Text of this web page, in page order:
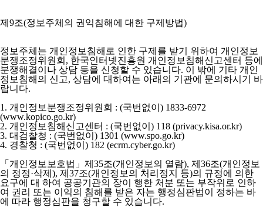
제9조(정보주체의 권익침해에 대한 구제방법)
정보주체는 개인정보침해로 인한 구제를 받기 위하여 개인정보
분쟁조정위원회, 한국인터넷진흥원 개인정보침해신고센터 등에
분쟁해결이나 상담 등을 신청할 수 있습니다. 이 밖에 기타 개인
정보침해의 신고, 상담에 대하여는 아래의 기관에 문의하시기 바
랍니다.
1. 개인정보분쟁조정위원회 : (국번없이) 1833-6972
(www.kopico.go.kr)
2. 개인정보침해신고센터 : (국번없이) 118 (privacy.kisa.or.kr)
3. 대검찰청 : (국번없이) 1301 (www.spo.go.kr)
4. 경찰청 : (국번없이) 182 (ecrm.cyber.go.kr)
「개인정보보호법」제35조(개인정보의 열람), 제36조(개인정보
의 정정·삭제), 제37조(개인정보의 처리정지 등)의 규정에 의한
요구에 대 하여 공공기관의 장이 행한 처분 또는 부작위로 인하
여 권리 또는 이익의 침해를 받은 자는 행정심판법이 정하는 바
에 따라 행정심판을 청구할 수 있습니다.